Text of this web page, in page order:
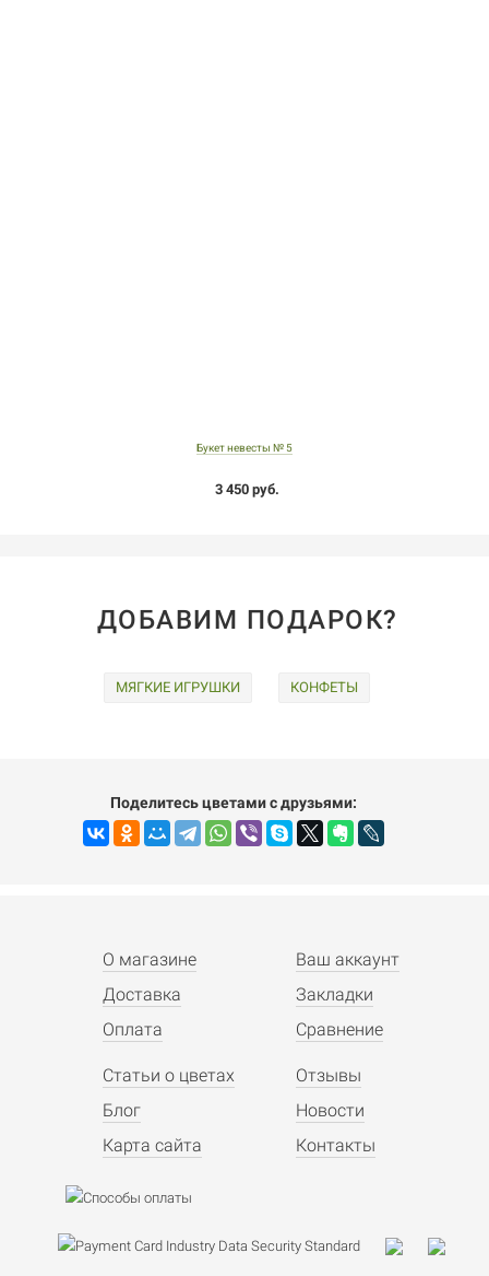
Букет невесты № 5
3 450 руб.
ДОБАВИМ ПОДАРОК?
МЯГКИЕ ИГРУШКИ КОНФЕТЫ
Поделитесь цветами с друзьями:
О магазине
Доставка
Оплата
Ваш аккаунт
Закладки
Сравнение
Статьи о цветах
Блог
Карта сайта
Отзывы
Новости
Контакты